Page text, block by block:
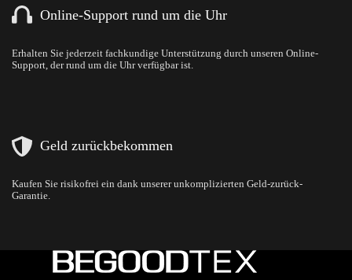
Online-Support rund um die Uhr
Erhalten Sie jederzeit fachkundige Unterstützung durch unseren Online-
Support, der rund um die Uhr verfügbar ist.
Geld zurückbekommen
Kaufen Sie risikofrei ein dank unserer unkomplizierten Geld-zurück-
Garantie.